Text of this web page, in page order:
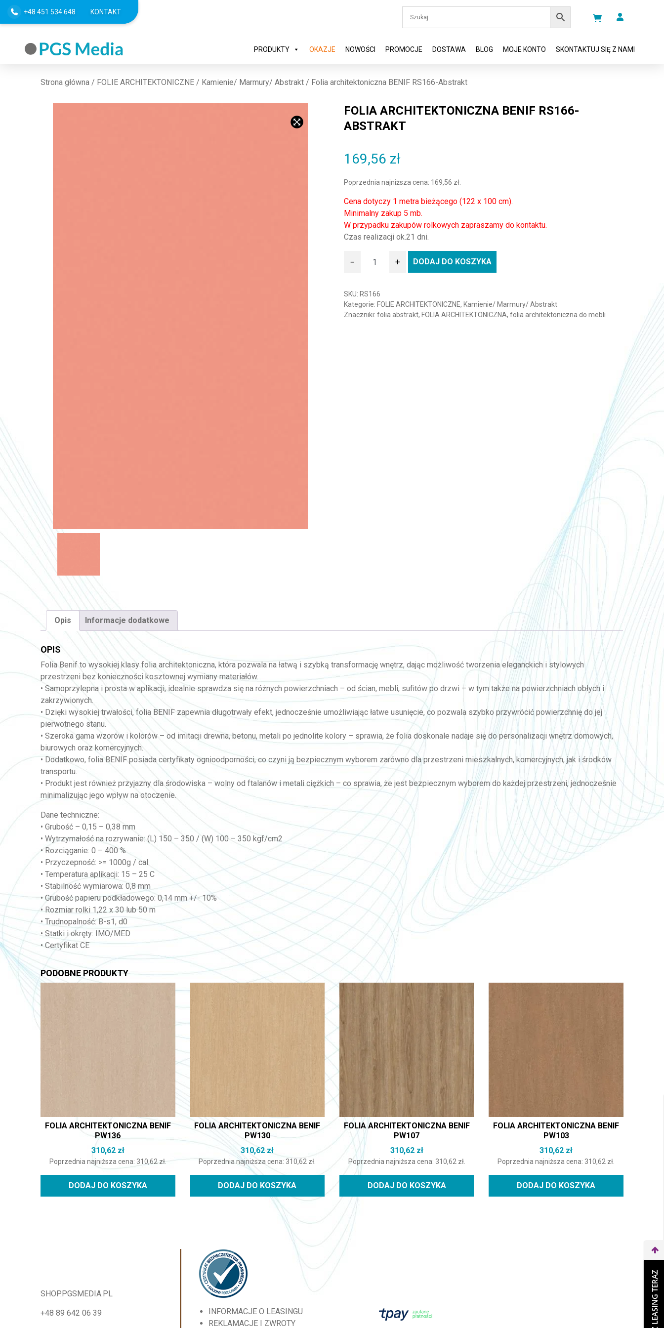
+48 451 534 648 KONTAKT
PRODUKTY OKAZJE NOWOŚCI PROMOCJE DOSTAWA BLOG MOJE KONTO SKONTAKTUJ SIĘ Z NAMI
Strona główna / FOLIE ARCHITEKTONICZNE / Kamienie/ Marmury/ Abstrakt / Folia architektoniczna BENIF RS166-Abstrakt
FOLIA ARCHITEKTONICZNA BENIF RS166-
ABSTRAKT
169,56 zł
Poprzednia najniższa cena: 169,56 zł.
Cena dotyczy 1 metra bieżącego (122 x 100 cm).
Minimalny zakup 5 mb.
W przypadku zakupów rolkowych zapraszamy do kontaktu.
Czas realizacji ok.21 dni.
ilość Folia architektoniczna BENIF RS166-Abstrakt
− + DODAJ DO KOSZYKA
SKU: RS166
Kategorie: FOLIE ARCHITEKTONICZNE, Kamienie/ Marmury/ Abstrakt
Znaczniki: folia abstrakt, FOLIA ARCHITEKTONICZNA, folia architektoniczna do mebli
Opis Informacje dodatkowe
OPIS
Folia Benif to wysokiej klasy folia architektoniczna, która pozwala na łatwą i szybką transformację wnętrz, dając możliwość tworzenia eleganckich i stylowych
przestrzeni bez konieczności kosztownej wymiany materiałów.
• Samoprzylepna i prosta w aplikacji, idealnie sprawdza się na różnych powierzchniach – od ścian, mebli, sufitów po drzwi – w tym także na powierzchniach obłych i
zakrzywionych.
• Dzięki wysokiej trwałości, folia BENIF zapewnia długotrwały efekt, jednocześnie umożliwiając łatwe usunięcie, co pozwala szybko przywrócić powierzchnię do jej
pierwotnego stanu.
• Szeroka gama wzorów i kolorów – od imitacji drewna, betonu, metali po jednolite kolory – sprawia, że folia doskonale nadaje się do personalizacji wnętrz domowych,
biurowych oraz komercyjnych.
• Dodatkowo, folia BENIF posiada certyfikaty ognioodporności, co czyni ją bezpiecznym wyborem zarówno dla przestrzeni mieszkalnych, komercyjnych, jak i środków
transportu.
• Produkt jest również przyjazny dla środowiska – wolny od ftalanów i metali ciężkich – co sprawia, że jest bezpiecznym wyborem do każdej przestrzeni, jednocześnie
minimalizując jego wpływ na otoczenie.
Dane techniczne:
• Grubość – 0,15 – 0,38 mm
• Wytrzymałość na rozrywanie: (L) 150 – 350 / (W) 100 – 350 kgf/cm2
• Rozciąganie: 0 – 400 %
• Przyczepność: >= 1000g / cal
• Temperatura aplikacji: 15 – 25 C
• Stabilność wymiarowa: 0,8 mm
• Grubość papieru podkładowego: 0,14 mm +/- 10%
• Rozmiar rolki 1,22 x 30 lub 50 m
• Trudnopalność: B-s1, d0
• Statki i okręty: IMO/MED
• Certyfikat CE
PODOBNE PRODUKTY
FOLIA ARCHITEKTONICZNA BENIF
PW136
310,62 zł
Poprzednia najniższa cena: 310,62zł.
DODAJ DO KOSZYKA
FOLIA ARCHITEKTONICZNA BENIF
PW130
310,62 zł
Poprzednia najniższa cena:310,62 zł
DODAJ DO KOSZYKA
FOLIA ARCHITEKTONICZNA BENIF
PW107
310,62 zł
Poprzednia najniższa cena: 310,62 zł.
DODAJ DO KOSZYKA
FOLIA ARCHITEKTONICZNA BENIF
PW103
310,62 zł
Poprzednia najniższa cena: 310,62 zł
DODAJ DO KOSZYKA
SHOP.PGSMEDIA.PL
+48 89 642 06 39
INFORMACJE O LEASINGU
REKLAMACJE I ZWROTY
WEŹ LEASING TERAZ